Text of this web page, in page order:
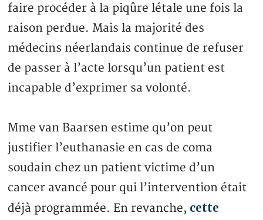
faire procéder à la piqûre létale une fois la
raison perdue. Mais la majorité des
médecins néerlandais continue de refuser
de passer à l’acte lorsqu’un patient est
incapable d’exprimer sa volonté.
Mme van Baarsen estime qu’on peut
justifier l’euthanasie en cas de coma
soudain chez un patient victime d’un
cancer avancé pour qui l’intervention était
déjà programmée. En revanche, cette